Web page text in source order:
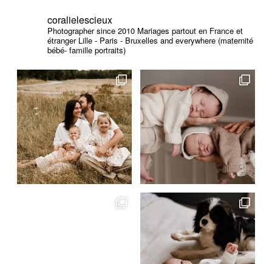
coralielescieux
Photographer since 2010 Mariages partout en France et
étranger Lille - Paris - Bruxelles and everywhere (maternité
bébé- famille portraits)